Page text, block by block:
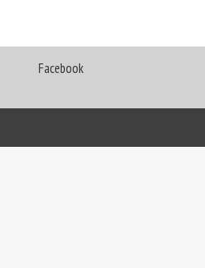
Facebook